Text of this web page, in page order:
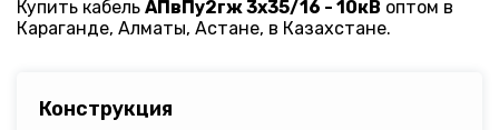
Купить кабель АПвПу2гж 3х35/16 - 10кВ оптом в
Караганде, Алматы, Астане, в Казахстане.
Конструкция